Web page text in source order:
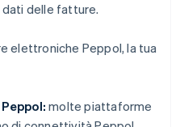
delle fatture.
elettroniche Peppol, la tua
molte piattaforme